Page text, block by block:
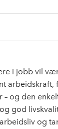
i jobb vil
arbeidskraft,
og den
god
og